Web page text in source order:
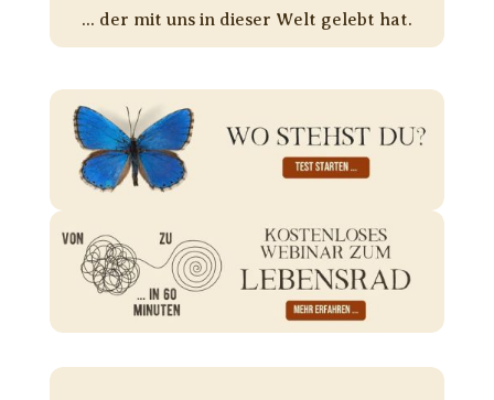
... der mit uns in dieser Welt gelebt hat.